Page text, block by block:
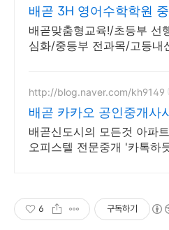
배곧 3H 영어수학학원
전과목 내신 전문!
배곧맞춤형교육!/초등부 선
심화/중등부 전과목/고등내
http://blog.naver.com/kh9149
배곧 카카오 공인중개사
배곧 아파트 상가 매매임
배곧신도시의 모든것 아파
오피스텔 전문중개 '카톡하
6 구독하기